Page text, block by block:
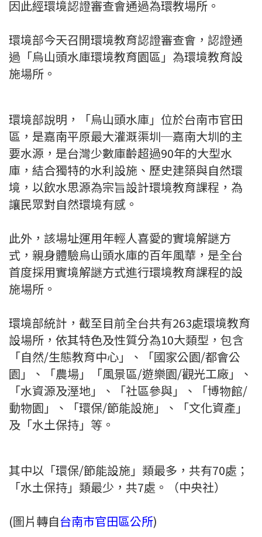
因此經環境認證審查會通過為環教場所。
環境部今天召開環境教育認證審查會，認證通
過「烏山頭水庫環境教育園區」為環境教育設
施場所。
環境部說明，「烏山頭水庫」位於台南市官田
區，是嘉南平原最大灌溉渠圳─嘉南大圳的主
要水源，是台灣少數庫齡超過90年的大型水
庫，結合獨特的水利設施、歷史建築與自然環
境，以飲水思源為宗旨設計環境教育課程，為
讓民眾對自然環境有感。
此外，該場址運用年輕人喜愛的實境解謎方
式，親身體驗烏山頭水庫的百年風華，是全台
首度採用實境解謎方式進行環境教育課程的設
施場所。
環境部統計，截至目前全台共有263處環境教育
設場所，依其特色及性質分為10大類型，包含
「自然/生態教育中心」、「國家公園/都會公
園」、「農場」「風景區/遊樂園/觀光工廠」、
「水資源及溼地」、「社區參與」、「博物館/
動物園」、「環保/節能設施」、「文化資產」
及「水土保持」等。
其中以「環保/節能設施」類最多，共有70處；
「水土保持」類最少，共7處。（中央社）
(圖片轉自台南市官田區公所)